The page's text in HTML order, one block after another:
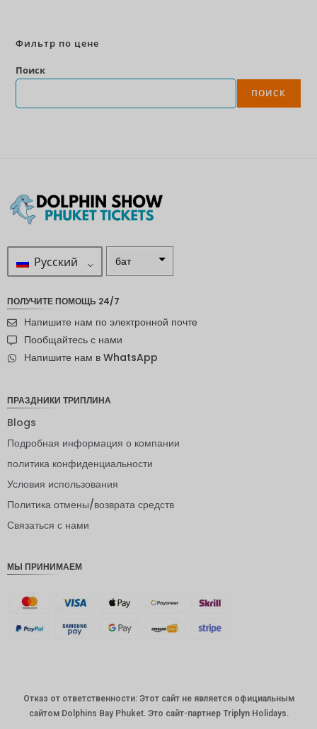
Фильтр по цене
Поиск
ПОИСК
Русский бат
я крона
андский
ЙЕНА
евро
ая
крона
САПР
ПОЛУЧИТЕ ПОМОЩЬ 24/7
Напишите нам по электронной почте
Пообщайтесь с нами
Напишите нам в WhatsApp
ПРАЗДНИКИ ТРИПЛИНА
Blogs
Подробная информация о компании
политика конфиденциальности
Условия использования
Политика отмены/возврата средств
Связаться с нами
МЫ ПРИНИМАЕМ
Отказ от ответственности: Этот сайт не является официальным
сайтом Dolphins Bay Phuket. Это сайт-партнер Triplyn Holidays.